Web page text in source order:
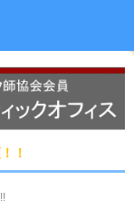
！